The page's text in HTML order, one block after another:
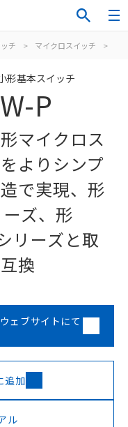
チ > マイクロスイッチ >
形基本スイッチ
P
マイクロス
よりシンプ
で実現、形
ズ、形
リーズと取
換
ェブサイトにて
追加
ル